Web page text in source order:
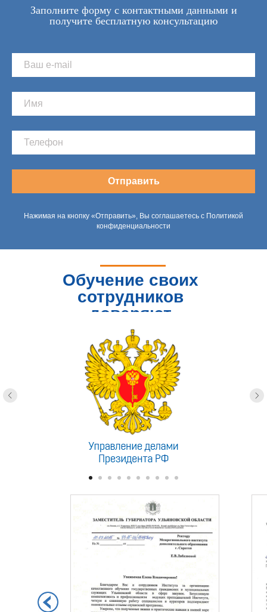
Заполните форму с контактными данными и
получите бесплатную консультацию
Отправить
Нажимая на кнопку «Отправить», Вы соглашаетесь с Политикой
конфиденциальности
Обучение своих
сотрудников
доверяют